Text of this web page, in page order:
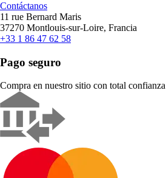
Contáctanos
11 rue Bernard Maris
37270 Montlouis-sur-Loire, Francia
+33 1 86 47 62 58
Pago seguro
Compra en nuestro sitio con total confianza